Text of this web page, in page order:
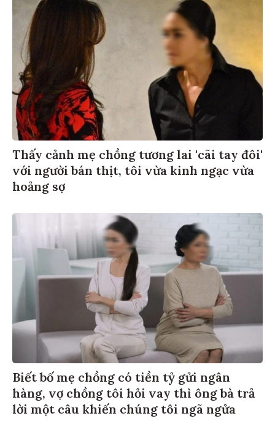
Thấy cảnh mẹ chồng tương lai 'cãi tay đôi'
với người bán thịt, tôi vừa kinh ngạc vừa
hoảng sợ
Biết bố mẹ chồng có tiền tỷ gửi ngân
hàng, vợ chồng tôi hỏi vay thì ông bà trả
lời một câu khiến chúng tôi ngã ngửa